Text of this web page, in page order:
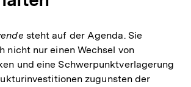
steht auf der Agenda. Sie
nicht nur einen Wechsel von
und eine Schwerpunktverlagerung
zugunsten der